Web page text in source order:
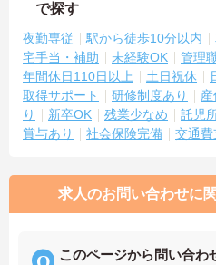
で探す
夜勤専従 駅から徒歩10分以内
宅手当・補助
未経験OK 管理
年間休日110日以上
土日祝休
取得サポート
研修制度あり
り
新卒OK 残業少なめ 託児
賞与あり
社会保険完備 交通費
求人のお問い合わせに
このページから問い合わ